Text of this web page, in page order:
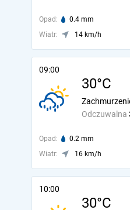
Opad: 0.4 mm
Wiatr:
14 km/h
09:00
30°C
Odczuwalna
Opad: 0.2 mm
Wiatr:
16 km/h
10:00
30°C